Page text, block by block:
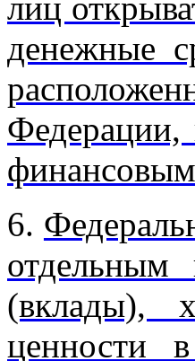
лиц
денежные
Федерации,
6.
отдельным
(вклады),
ценности